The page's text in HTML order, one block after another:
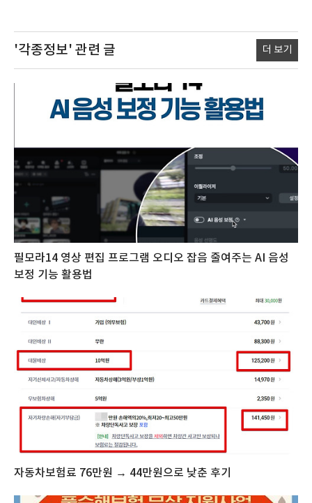
'각종정보' 관련 글 더 보기
필모라14 영상 편집 프로그램 오디오 잡음 줄여주는 AI 음성
보정 기능 활용법
자동차보험료 76만원 → 44만원으로 낮춘 후기